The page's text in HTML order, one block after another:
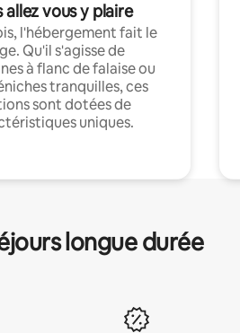
allez vous y plaire
l'hébergement fait le
Qu'il s'agisse de
à flanc de falaise ou
tranquilles, ces
sont dotées de
uniques.
longue durée